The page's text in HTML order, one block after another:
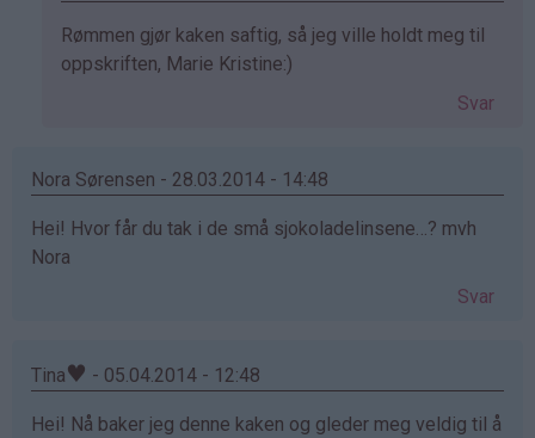
Som
svar
Kristine
bekreftet)
Rømmen gjør kaken saftig, så jeg ville holdt meg til
oppskriften, Marie Kristine:)
Svar
Nora Sørensen - 28.03.2014 - 14:48
Hei! Hvor får du tak i de små sjokoladelinsene…? mvh
Nora
Svar
Tina♥ - 05.04.2014 - 12:48
Hei! Nå baker jeg denne kaken og gleder meg veldig til å